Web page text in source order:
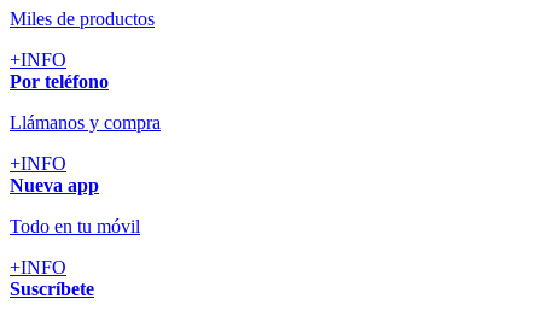
Miles de productos
+INFO
Por teléfono
Llámanos y compra
+INFO
Nueva app
Todo en tu móvil
+INFO
Suscríbete